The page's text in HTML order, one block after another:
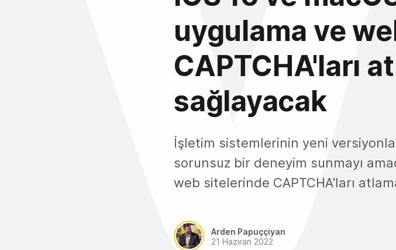
uygulama ve
CAPTCHA'ları
sağlayacak
İşletim sistemlerinin yeni
sorunsuz bir deneyim sunmayı
web sitelerinde CAPTCHA'ları
Arden Papuççiyan
21 Haziran 2022